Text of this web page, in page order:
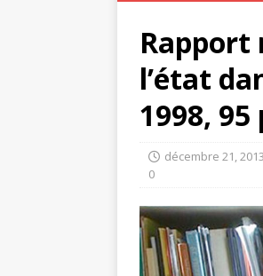
Rapport
l’état
1998, 95
décembre 21, 2013
0